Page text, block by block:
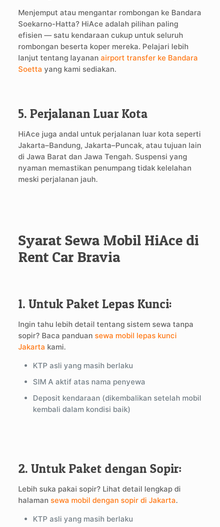
Menjemput atau mengantar rombongan ke Bandara
Soekarno-Hatta? HiAce adalah pilihan paling
efisien — satu kendaraan cukup untuk seluruh
rombongan beserta koper mereka. Pelajari lebih
lanjut tentang layanan airport transfer ke Bandara
Soetta yang kami sediakan.
5. Perjalanan Luar Kota
HiAce juga andal untuk perjalanan luar kota seperti
Jakarta–Bandung, Jakarta–Puncak, atau tujuan lain
di Jawa Barat dan Jawa Tengah. Suspensi yang
nyaman memastikan penumpang tidak kelelahan
meski perjalanan jauh.
Syarat Sewa Mobil HiAce di
Rent Car Bravia
1. Untuk Paket Lepas Kunci:
Ingin tahu lebih detail tentang sistem sewa tanpa
sopir? Baca panduan sewa mobil lepas kunci
Jakarta kami.
KTP asli yang masih berlaku
SIM A aktif atas nama penyewa
Deposit kendaraan (dikembalikan setelah mobil
kembali dalam kondisi baik)
2. Untuk Paket dengan Sopir:
Lebih suka pakai sopir? Lihat detail lengkap di
halaman sewa mobil dengan sopir di Jakarta.
KTP asli yang masih berlaku